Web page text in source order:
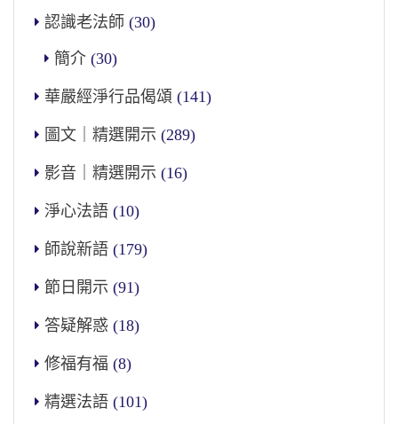
認識老法師 (30)
簡介 (30)
華嚴經淨行品偈頌 (141)
圖文｜精選開示 (289)
影音｜精選開示 (16)
淨心法語 (10)
師說新語 (179)
節日開示 (91)
答疑解惑 (18)
修福有福 (8)
精選法語 (101)